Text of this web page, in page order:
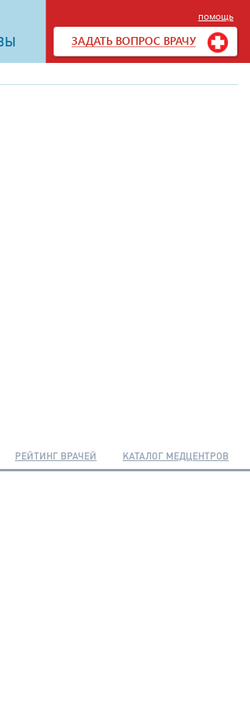
помощь
ЗАДАТЬ ВОПРОС ВРАЧУ
РЕЙТИНГ ВРАЧЕЙ КАТАЛОГ МЕДЦЕНТРОВ